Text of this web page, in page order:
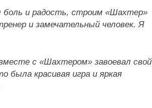
боль и радость, строим «Шахтер»
и замечательный человек. Я
с «Шахтером» завоевал свой
была красивая игра и яркая